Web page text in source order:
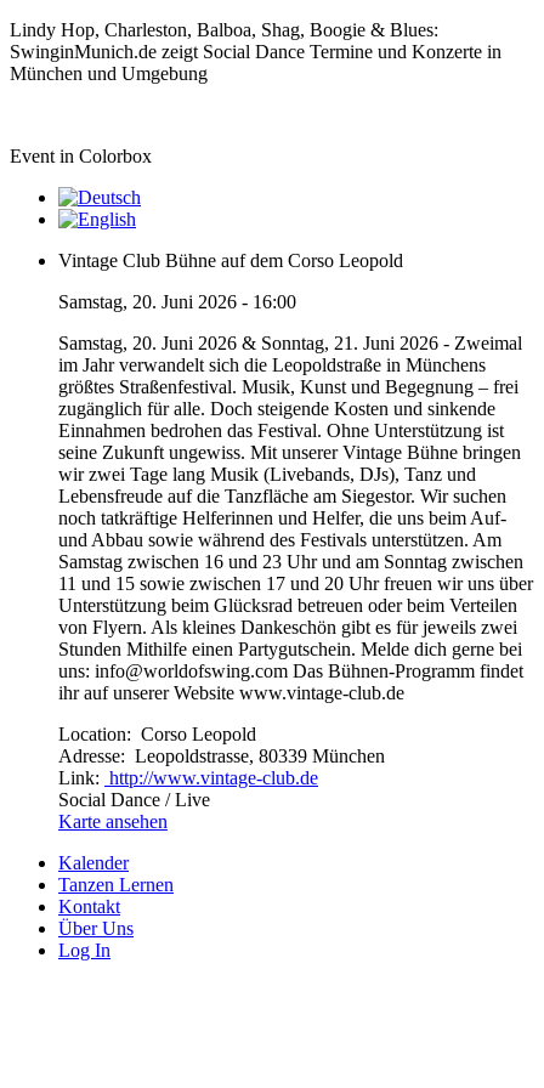
Lindy Hop, Charleston, Balboa, Shag, Boogie & Blues:
SwinginMunich.de zeigt Social Dance Termine und Konzerte in
München und Umgebung
Event in Colorbox
Vintage Club Bühne auf dem Corso Leopold
Samstag, 20. Juni 2026 - 16:00
Samstag, 20. Juni 2026 & Sonntag, 21. Juni 2026 - Zweimal
im Jahr verwandelt sich die Leopoldstraße in Münchens
größtes Straßenfestival. Musik, Kunst und Begegnung – frei
zugänglich für alle. Doch steigende Kosten und sinkende
Einnahmen bedrohen das Festival. Ohne Unterstützung ist
seine Zukunft ungewiss. Mit unserer Vintage Bühne bringen
wir zwei Tage lang Musik (Livebands, DJs), Tanz und
Lebensfreude auf die Tanzfläche am Siegestor. Wir suchen
noch tatkräftige Helferinnen und Helfer, die uns beim Auf-
und Abbau sowie während des Festivals unterstützen. Am
Samstag zwischen 16 und 23 Uhr und am Sonntag zwischen
11 und 15 sowie zwischen 17 und 20 Uhr freuen wir uns über
Unterstützung beim Glücksrad betreuen oder beim Verteilen
von Flyern. Als kleines Dankeschön gibt es für jeweils zwei
Stunden Mithilfe einen Partygutschein. Melde dich gerne bei
uns: info@worldofswing.com Das Bühnen-Programm findet
ihr auf unserer Website www.vintage-club.de
Location: Corso Leopold
Adresse: Leopoldstrasse, 80339 München
Link: http://www.vintage-club.de
Social Dance / Live
Karte ansehen
Kalender
Tanzen Lernen
Kontakt
Über Uns
Log In